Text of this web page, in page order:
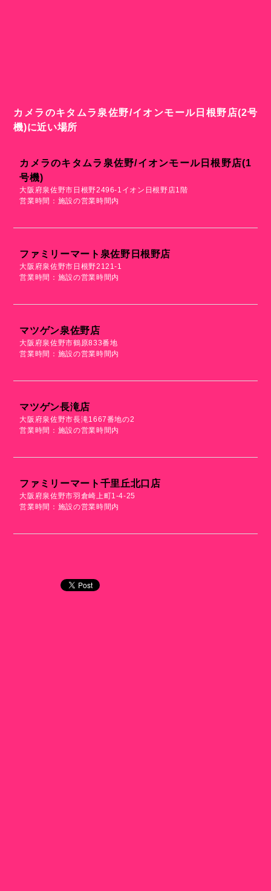
カメラのキタムラ泉佐野/イオンモール日根野店(2号
機)に近い場所
カメラのキタムラ泉佐野/イオンモール日根野店(1
号機)
大阪府泉佐野市日根野2496-1イオン日根野店1階
営業時間：施設の営業時間内
ファミリーマート泉佐野日根野店
大阪府泉佐野市日根野2121-1
営業時間：施設の営業時間内
マツゲン泉佐野店
大阪府泉佐野市鶴原833番地
営業時間：施設の営業時間内
マツゲン長滝店
大阪府泉佐野市長滝1667番地の2
営業時間：施設の営業時間内
ファミリーマート千里丘北口店
大阪府泉佐野市羽倉崎上町1-4-25
営業時間：施設の営業時間内